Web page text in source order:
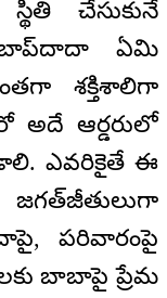
చేసుకునే
బాప్‌దాదా ఏమి
శక్తిశాలిగా
అదే ఆర్డరులో
ఎవరికైతే ఈ
పరివారంపై
బాబాపై ప్రేమ